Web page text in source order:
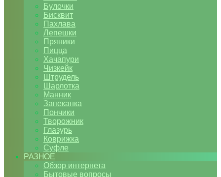
Булочки
Бисквит
Пахлава
Лепешки
Пряники
Пицца
Хачапури
Чизкейк
Штрудель
Шарлотка
Манник
Запеканка
Пончики
Творожник
Глазурь
Коврижка
Суфле
РАЗНОЕ
Обзор интернета
Бытовые вопросы